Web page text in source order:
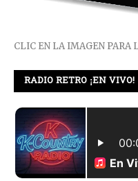
CLIC EN LA IMAGEN PARA
RADIO RETRO ¡EN VIVO!